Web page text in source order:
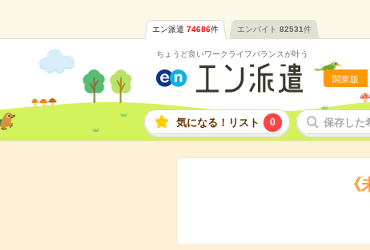
エン派遣 74686件 エンバイト 82531件
ちょうど良いワークライフバランスが叶う
関東版
気になる！リスト 0 保存した